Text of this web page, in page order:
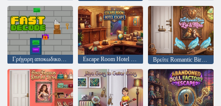
Γρήγορη αποκωδικοποίηση Escape Room Hotel Escape Βρείτε Romantic Birds Lio & Mira